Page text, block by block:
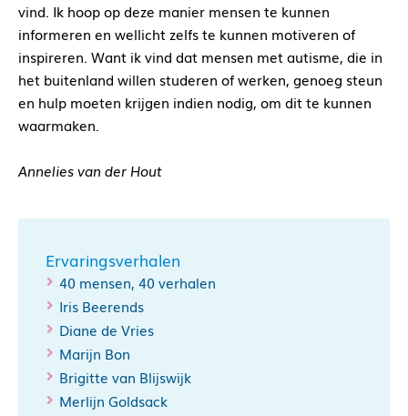
vind. Ik hoop op deze manier mensen te kunnen
informeren en wellicht zelfs te kunnen motiveren of
inspireren. Want ik vind dat mensen met autisme, die in
het buitenland willen studeren of werken, genoeg steun
en hulp moeten krijgen indien nodig, om dit te kunnen
waarmaken.
Annelies van der Hout
Ervaringsverhalen
40 mensen, 40 verhalen
Iris Beerends
Diane de Vries
Marijn Bon
Brigitte van Blijswijk
Merlijn Goldsack